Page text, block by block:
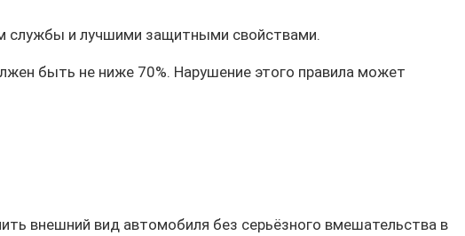
службы и лучшими защитными свойствами.
быть не ниже 70%. Нарушение этого правила может
внешний вид автомобиля без серьёзного вмешательства в